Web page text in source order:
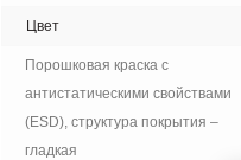
Цвет
Порошковая краска с
антистатическими свойствами
(ESD), структура покрытия –
гладкая